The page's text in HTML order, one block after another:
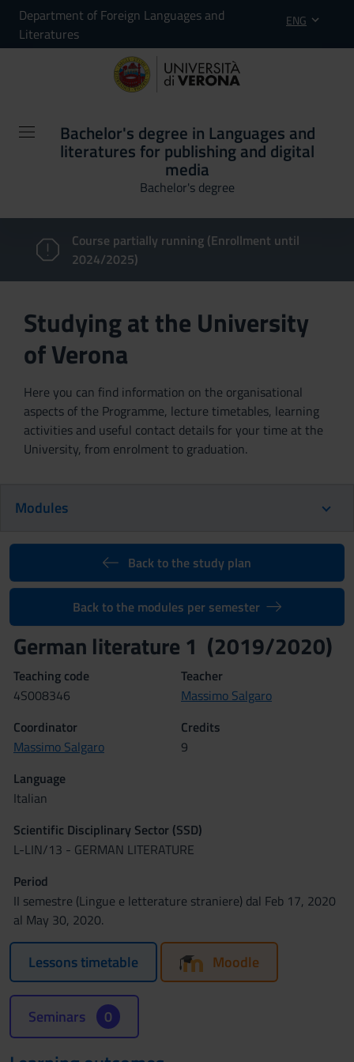
Department of Foreign Languages and
Literatures
ENG
Bachelor's degree in Languages and
literatures for publishing and digital
media
Bachelor's degree
Course partially running (Enrollment until
2024/2025)
Studying at the University
of Verona
Here you can find information on the organisational
aspects of the Programme, lecture timetables, learning
activities and useful contact details for your time at the
University, from enrolment to graduation.
Modules
Back to the study plan
Back to the modules per semester
German literature 1 (2019/2020)
Teaching code
4S008346
Teacher
Massimo Salgaro
Coordinator
Massimo Salgaro
Credits
9
Language
Italian
Scientific Disciplinary Sector (SSD)
L-LIN/13 - GERMAN LITERATURE
Period
II semestre (Lingue e letterature straniere) dal Feb 17, 2020
al May 30, 2020.
Lessons timetable Moodle
Seminars 0